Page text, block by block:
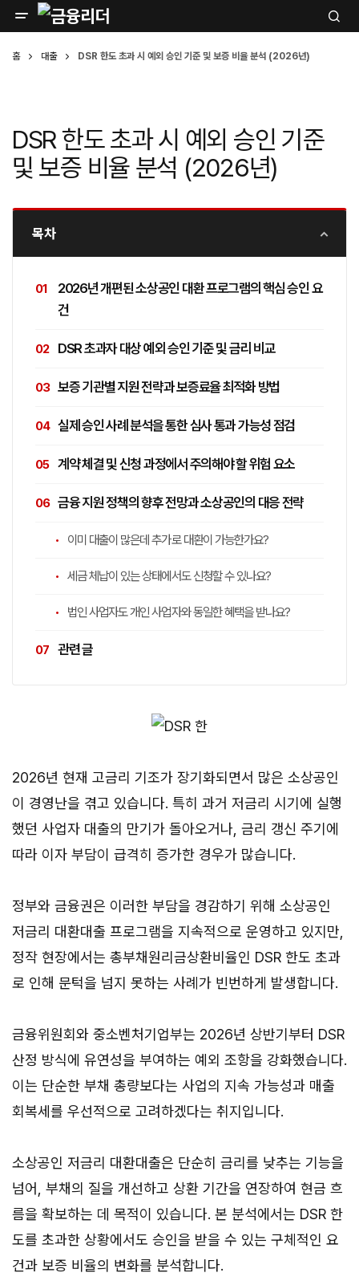
홈 대출 DSR 한도 초과 시 예외 승인 기준 및 보증 비율 분석 (2026년)
DSR 한도 초과 시 예외 승인 기준
및 보증 비율 분석 (2026년)
목차
2026년 개편된 소상공인 대환 프로그램의 핵심 승인 요
건
DSR 초과자 대상 예외 승인 기준 및 금리 비교
보증 기관별 지원 전략과 보증료율 최적화 방법
실제 승인 사례 분석을 통한 심사 통과 가능성 점검
계약 체결 및 신청 과정에서 주의해야 할 위험 요소
금융 지원 정책의 향후 전망과 소상공인의 대응 전략
이미 대출이 많은데 추가로 대환이 가능한가요?
세금 체납이 있는 상태에서도 신청할 수 있나요?
법인 사업자도 개인 사업자와 동일한 혜택을 받나요?
관련 글
2026년 현재 고금리 기조가 장기화되면서 많은 소상공인
이 경영난을 겪고 있습니다. 특히 과거 저금리 시기에 실행
했던 사업자 대출의 만기가 돌아오거나, 금리 갱신 주기에
따라 이자 부담이 급격히 증가한 경우가 많습니다.
정부와 금융권은 이러한 부담을 경감하기 위해 소상공인
저금리 대환대출 프로그램을 지속적으로 운영하고 있지만,
정작 현장에서는 총부채원리금상환비율인 DSR 한도 초과
로 인해 문턱을 넘지 못하는 사례가 빈번하게 발생합니다.
금융위원회와 중소벤처기업부는 2026년 상반기부터 DSR
산정 방식에 유연성을 부여하는 예외 조항을 강화했습니다.
이는 단순한 부채 총량보다는 사업의 지속 가능성과 매출
회복세를 우선적으로 고려하겠다는 취지입니다.
소상공인 저금리 대환대출은 단순히 금리를 낮추는 기능을
넘어, 부채의 질을 개선하고 상환 기간을 연장하여 현금 흐
름을 확보하는 데 목적이 있습니다. 본 분석에서는 DSR 한
도를 초과한 상황에서도 승인을 받을 수 있는 구체적인 요
건과 보증 비율의 변화를 분석합니다.